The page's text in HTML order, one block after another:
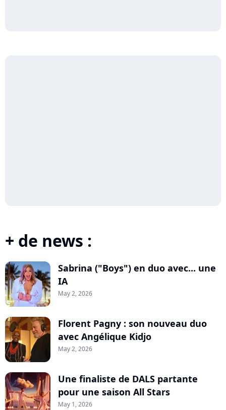
+ de news :
Sabrina ("Boys") en duo avec... une
IA
May 2, 2026
Florent Pagny : son nouveau duo
avec Angélique Kidjo
May 2, 2026
Une finaliste de DALS partante
pour une saison All Stars
May 1, 2026